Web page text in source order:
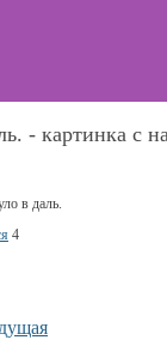
- картинка с
4